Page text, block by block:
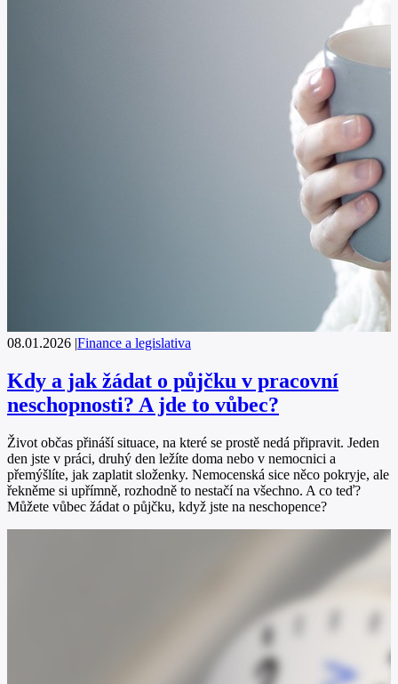
08.01.2026 |Finance a legislativa
Kdy a jak žádat o půjčku v pracovní
neschopnosti? A jde to vůbec?
Život občas přináší situace, na které se prostě nedá připravit. Jeden
den jste v práci, druhý den ležíte doma nebo v nemocnici a
přemýšlíte, jak zaplatit složenky. Nemocenská sice něco pokryje, ale
řekněme si upřímně, rozhodně to nestačí na všechno. A co teď?
Můžete vůbec žádat o půjčku, když jste na neschopence?